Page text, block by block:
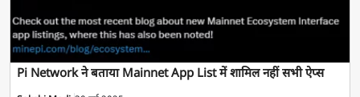
Pi Network ने बताया Mainnet App List में शामिल नहीं सभी ऐप्स